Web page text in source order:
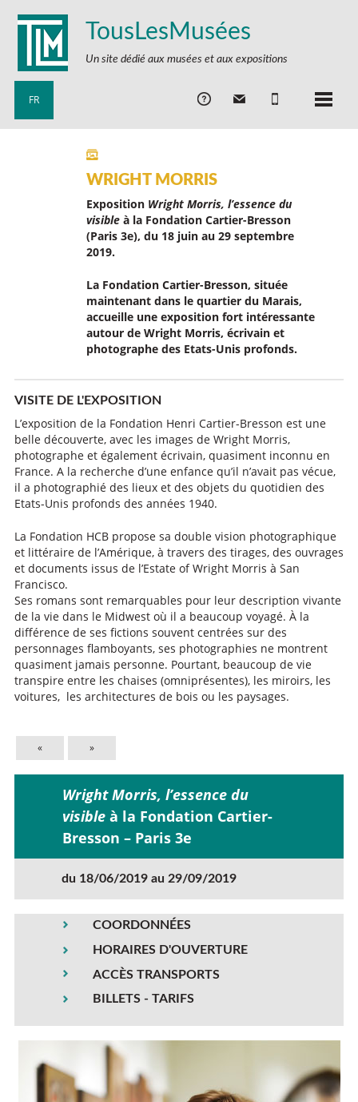
TousLesMusées
Un site dédié aux musées et aux expositions
FR
WRIGHT MORRIS
Exposition Wright Morris, l’essence du
visible à la Fondation Cartier-Bresson
(Paris 3e), du 18 juin au 29 septembre
2019.
La Fondation Cartier-Bresson, située
maintenant dans le quartier du Marais,
accueille une exposition fort intéressante
autour de Wright Morris, écrivain et
photographe des Etats-Unis profonds.
VISITE DE L'EXPOSITION
L’exposition de la Fondation Henri Cartier-Bresson est une
belle découverte, avec les images de Wright Morris,
photographe et également écrivain, quasiment inconnu en
France. A la recherche d’une enfance qu’il n’avait pas vécue,
il a photographié des lieux et des objets du quotidien des
Etats-Unis profonds des années 1940.
La Fondation HCB propose sa double vision photographique
et littéraire de l’Amérique, à travers des tirages, des ouvrages
et documents issus de l’Estate of Wright Morris à San
Francisco.
Ses romans sont remarquables pour leur description vivante
de la vie dans le Midwest où il a beaucoup voyagé. À la
différence de ses fictions souvent centrées sur des
personnages flamboyants, ses photographies ne montrent
quasiment jamais personne. Pourtant, beaucoup de vie
transpire entre les chaises (omniprésentes), les miroirs, les
voitures, les architectures de bois ou les paysages.
« »
Wright Morris, l’essence du
visible à la Fondation Cartier-
Bresson – Paris 3e
du 18/06/2019 au 29/09/2019
COORDONNÉES
HORAIRES D'OUVERTURE
ACCÈS TRANSPORTS
BILLETS - TARIFS